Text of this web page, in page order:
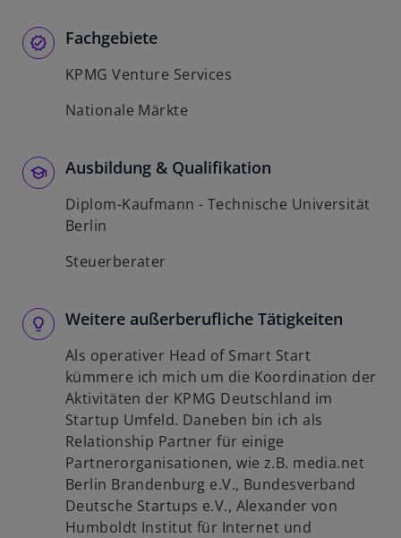
Fachgebiete
KPMG Venture Services
Nationale Märkte
Ausbildung & Qualifikation
Diplom-Kaufmann - Technische Universität
Berlin
Steuerberater
Weitere außerberufliche Tätigkeiten
Als operativer Head of Smart Start
kümmere ich mich um die Koordination der
Aktivitäten der KPMG Deutschland im
Startup Umfeld. Daneben bin ich als
Relationship Partner für einige
Partnerorganisationen, wie z.B. media.net
Berlin Brandenburg e.V., Bundesverband
Deutsche Startups e.V., Alexander von
Humboldt Institut für Internet und